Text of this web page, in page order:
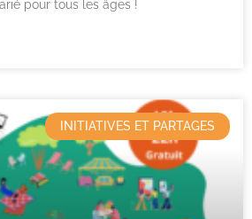
pour tous les âges !
INITIATIVES ET PARTAGES